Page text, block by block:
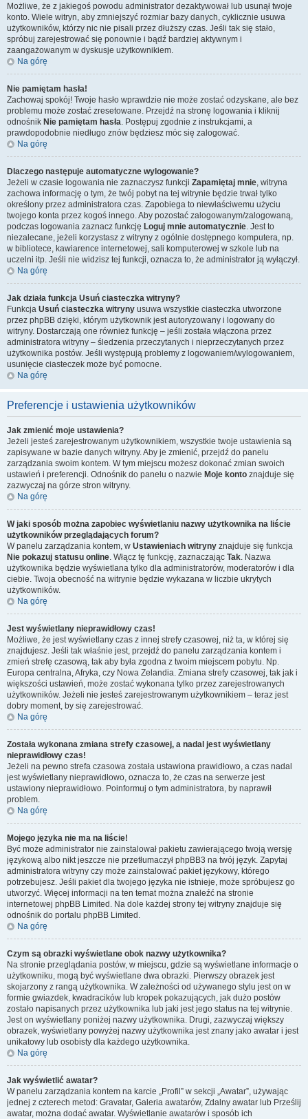
Możliwe, że z jakiegoś powodu administrator dezaktywował lub usunął twoje
konto. Wiele witryn, aby zmniejszyć rozmiar bazy danych, cyklicznie usuwa
użytkowników, którzy nic nie pisali przez dłuższy czas. Jeśli tak się stało,
spróbuj zarejestrować się ponownie i bądź bardziej aktywnym i
zaangażowanym w dyskusje użytkownikiem.
Na górę
Nie pamiętam hasła!
Zachowaj spokój! Twoje hasło wprawdzie nie może zostać odzyskane, ale bez
problemu może zostać zresetowane. Przejdź na stronę logowania i kliknij
odnośnik Nie pamiętam hasła. Postępuj zgodnie z instrukcjami, a
prawdopodobnie niedługo znów będziesz móc się zalogować.
Na górę
Dlaczego następuje automatyczne wylogowanie?
Jeżeli w czasie logowania nie zaznaczysz funkcji Zapamiętaj mnie, witryna
zachowa informację o tym, że twój pobyt na tej witrynie będzie trwał tylko
określony przez administratora czas. Zapobiega to niewłaściwemu użyciu
twojego konta przez kogoś innego. Aby pozostać zalogowanym/zalogowaną,
podczas logowania zaznacz funkcję Loguj mnie automatycznie. Jest to
niezalecane, jeżeli korzystasz z witryny z ogólnie dostępnego komputera, np.
w bibliotece, kawiarence internetowej, sali komputerowej w szkole lub na
uczelni itp. Jeśli nie widzisz tej funkcji, oznacza to, że administrator ją wyłączył.
Na górę
Jak działa funkcja Usuń ciasteczka witryny?
Funkcja Usuń ciasteczka witryny usuwa wszystkie ciasteczka utworzone
przez phpBB dzięki, którym użytkownik jest autoryzowany i logowany do
witryny. Dostarczają one również funkcję – jeśli została włączona przez
administratora witryny – śledzenia przeczytanych i nieprzeczytanych przez
użytkownika postów. Jeśli występują problemy z logowaniem/wylogowaniem,
usunięcie ciasteczek może być pomocne.
Na górę
Preferencje i ustawienia użytkowników
Jak zmienić moje ustawienia?
Jeżeli jesteś zarejestrowanym użytkownikiem, wszystkie twoje ustawienia są
zapisywane w bazie danych witryny. Aby je zmienić, przejdź do panelu
zarządzania swoim kontem. W tym miejscu możesz dokonać zmian swoich
ustawień i preferencji. Odnośnik do panelu o nazwie Moje konto znajduje się
zazwyczaj na górze stron witryny.
Na górę
W jaki sposób można zapobiec wyświetlaniu nazwy użytkownika na liście
użytkowników przeglądających forum?
W panelu zarządzania kontem, w Ustawieniach witryny znajduje się funkcja
Nie pokazuj statusu online. Włącz tę funkcję, zaznaczając Tak. Nazwa
użytkownika będzie wyświetlana tylko dla administratorów, moderatorów i dla
ciebie. Twoja obecność na witrynie będzie wykazana w liczbie ukrytych
użytkowników.
Na górę
Jest wyświetlany nieprawidłowy czas!
Możliwe, że jest wyświetlany czas z innej strefy czasowej, niż ta, w której się
znajdujesz. Jeśli tak właśnie jest, przejdź do panelu zarządzania kontem i
zmień strefę czasową, tak aby była zgodna z twoim miejscem pobytu. Np.
Europa centralna, Afryka, czy Nowa Zelandia. Zmiana strefy czasowej, tak jak i
większości ustawień, może zostać wykonana tylko przez zarejestrowanych
użytkowników. Jeżeli nie jesteś zarejestrowanym użytkownikiem – teraz jest
dobry moment, by się zarejestrować.
Na górę
Została wykonana zmiana strefy czasowej, a nadal jest wyświetlany
nieprawidłowy czas!
Jeżeli na pewno strefa czasowa została ustawiona prawidłowo, a czas nadal
jest wyświetlany nieprawidłowo, oznacza to, że czas na serwerze jest
ustawiony nieprawidłowo. Poinformuj o tym administratora, by naprawił
problem.
Na górę
Mojego języka nie ma na liście!
Być może administrator nie zainstalował pakietu zawierającego twoją wersję
językową albo nikt jeszcze nie przetłumaczył phpBB3 na twój język. Zapytaj
administratora witryny czy może zainstalować pakiet językowy, którego
potrzebujesz. Jeśli pakiet dla twojego języka nie istnieje, może spróbujesz go
utworzyć. Więcej informacji na ten temat można znaleźć na stronie
internetowej phpBB Limited. Na dole każdej strony tej witryny znajduje się
odnośnik do portalu phpBB Limited.
Na górę
Czym są obrazki wyświetlane obok nazwy użytkownika?
Na stronie przeglądania postów, w miejscu, gdzie są wyświetlane informacje o
użytkowniku, mogą być wyświetlane dwa obrazki. Pierwszy obrazek jest
skojarzony z rangą użytkownika. W zależności od używanego stylu jest on w
formie gwiazdek, kwadracików lub kropek pokazujących, jak dużo postów
zostało napisanych przez użytkownika lub jaki jest jego status na tej witrynie.
Jest on wyświetlany poniżej nazwy użytkownika. Drugi, zazwyczaj większy
obrazek, wyświetlany powyżej nazwy użytkownika jest znany jako awatar i jest
unikatowy lub osobisty dla każdego użytkownika.
Na górę
Jak wyświetlić awatar?
W panelu zarządzania kontem na karcie „Profil” w sekcji „Awatar”, używając
jednej z czterech metod: Gravatar, Galeria awatarów, Zdalny awatar lub Prześlij
awatar, można dodać awatar. Wyświetlanie awatarów i sposób ich